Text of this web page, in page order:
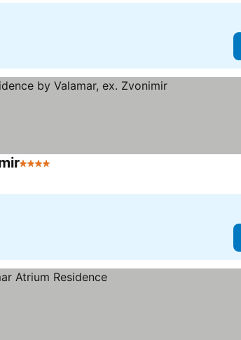
4 Kategória